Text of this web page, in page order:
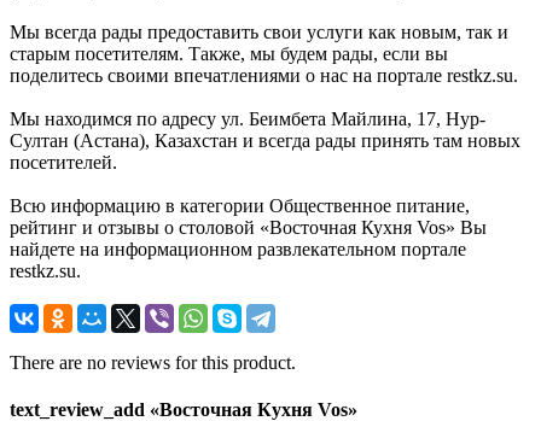
Мы всегда рады предоставить свои услуги как новым, так и
старым посетителям. Также, мы будем рады, если вы
поделитесь своими впечатлениями о нас на портале restkz.su.
Мы находимся по адресу ул. Беимбета Майлина, 17, Нур-
Султан (Астана), Казахстан и всегда рады принять там новых
посетителей.
Всю информацию в категории Общественное питание,
рейтинг и отзывы о столовой «Восточная Кухня Vos» Вы
найдете на информационном развлекательном портале
restkz.su.
There are no reviews for this product.
text_review_add «Восточная Кухня Vos»